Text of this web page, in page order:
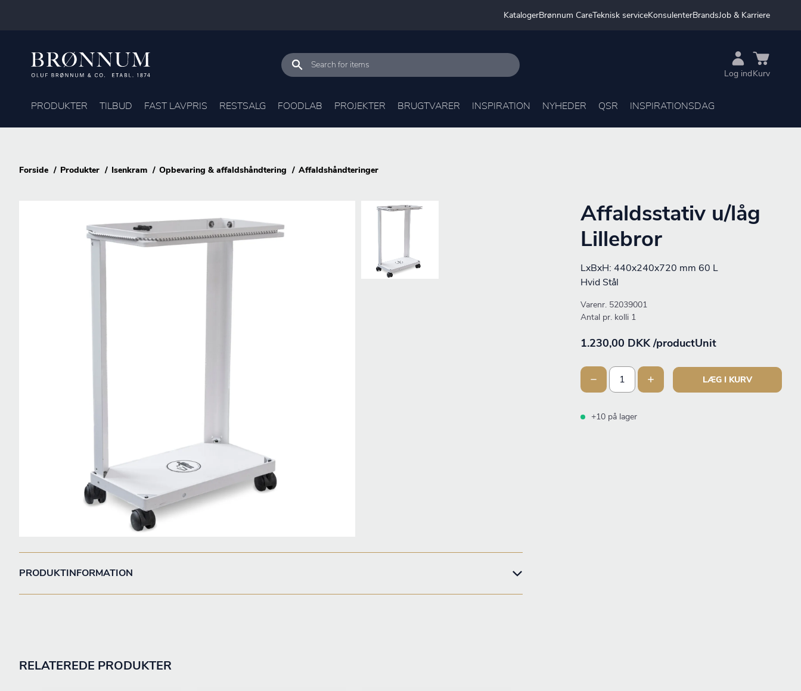
KatalogerBrønnum CareTeknisk serviceKonsulenterBrandsJob & Karriere
Log indKurv
PRODUKTER TILBUD FAST LAVPRIS RESTSALG FOODLAB PROJEKTER BRUGTVARER INSPIRATION NYHEDER QSR INSPIRATIONSDAG
Forside Produkter Isenkram Opbevaring & affaldshåndtering Affaldshåndteringer
PRODUKTINFORMATION
Affaldsstativ u/låg
Lillebror
LxBxH: 440x240x720 mm 60 L
Hvid Stål
Varenr. 52039001
Antal pr. kolli 1
1.230,00 DKK /productUnit
LÆG I KURV
+10 på lager
RELATEREDE PRODUKTER